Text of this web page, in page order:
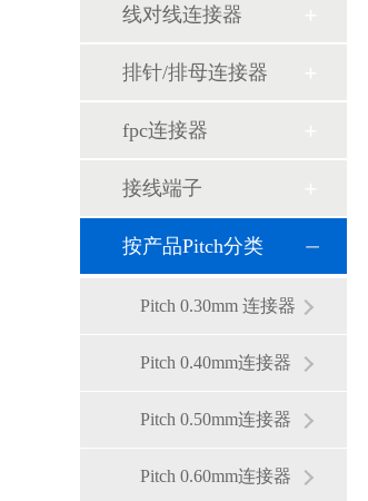
线对线连接器
排针/排母连接器
fpc连接器
接线端子
按产品Pitch分类
Pitch 0.30mm 连接器
Pitch 0.40mm连接器
Pitch 0.50mm连接器
Pitch 0.60mm连接器